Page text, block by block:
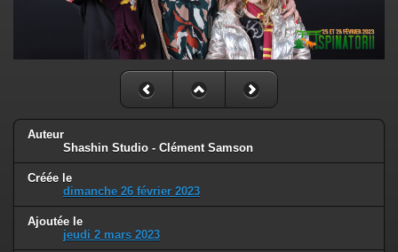
Auteur
Shashin Studio - Clément Samson
Créée le
dimanche 26 février 2023
Ajoutée le
jeudi 2 mars 2023